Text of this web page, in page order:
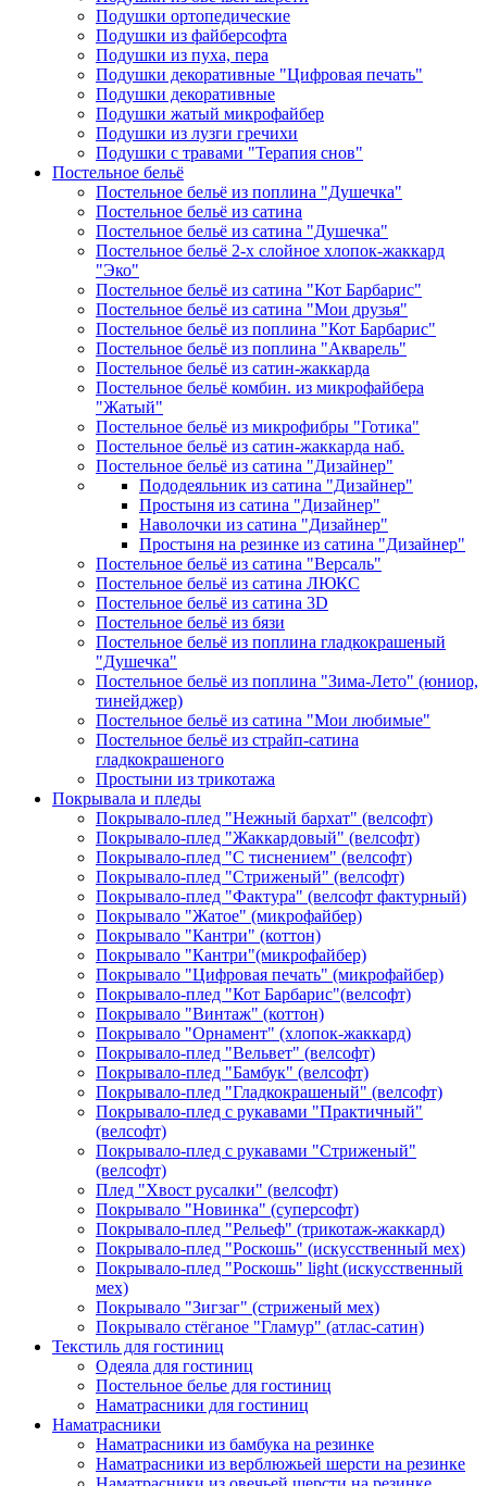
Подушки ортопедические
Подушки из файберсофта
Подушки из пуха, пера
Подушки декоративные "Цифровая печать"
Подушки декоративные
Подушки жатый микрофайбер
Подушки из лузги гречихи
Подушки с травами "Терапия снов"
Постельное бельё
Постельное бельё из поплина "Душечка"
Постельное бельё из сатина
Постельное бельё из сатина "Душечка"
Постельное бельё 2-х слойное хлопок-жаккард
"Эко"
Постельное бельё из сатина "Кот Барбарис"
Постельное бельё из сатина "Мои друзья"
Постельное бельё из поплина "Кот Барбарис"
Постельное бельё из поплина "Акварель"
Постельное бельё из сатин-жаккарда
Постельное бельё комбин. из микрофайбера
"Жатый"
Постельное бельё из микрофибры "Готика"
Постельное бельё из сатин-жаккарда наб.
Постельное бельё из сатина "Дизайнер"
Пододеяльник из сатина "Дизайнер"
Простыня из сатина "Дизайнер"
Наволочки из сатина "Дизайнер"
Простыня на резинке из сатина "Дизайнер"
Постельное бельё из сатина "Версаль"
Постельное бельё из сатина ЛЮКС
Постельное бельё из сатина 3D
Постельное бельё из бязи
Постельное бельё из поплина гладкокрашеный
"Душечка"
Постельное бельё из поплина "Зима-Лето" (юниор,
тинейджер)
Постельное бельё из сатина "Мои любимые"
Постельное бельё из страйп-сатина
гладкокрашеного
Простыни из трикотажа
Покрывала и пледы
Покрывало-плед "Нежный бархат" (велсофт)
Покрывало-плед "Жаккардовый" (велсофт)
Покрывало-плед "С тиснением" (велсофт)
Покрывало-плед "Стриженый" (велсофт)
Покрывало-плед "Фактура" (велсофт фактурный)
Покрывало "Жатое" (микрофайбер)
Покрывало "Кантри" (коттон)
Покрывало "Кантри"(микрофайбер)
Покрывало "Цифровая печать" (микрофайбер)
Покрывало-плед "Кот Барбарис"(велсофт)
Покрывало "Винтаж" (коттон)
Покрывало "Орнамент" (хлопок-жаккард)
Покрывало-плед "Вельвет" (велсофт)
Покрывало-плед "Бамбук" (велсофт)
Покрывало-плед "Гладкокрашеный" (велсофт)
Покрывало-плед с рукавами "Практичный"
(велсофт)
Покрывало-плед с рукавами "Стриженый"
(велсофт)
Плед "Хвост русалки" (велсофт)
Покрывало "Новинка" (суперсофт)
Покрывало-плед "Рельеф" (трикотаж-жаккард)
Покрывало-плед "Роскошь" (искусственный мех)
Покрывало-плед "Роскошь" light (искусственный
мех)
Покрывало "Зигзаг" (стриженый мех)
Покрывало стёганое "Гламур" (атлас-сатин)
Текстиль для гостиниц
Одеяла для гостиниц
Постельное белье для гостиниц
Наматрасники для гостиниц
Наматрасники
Наматрасники из бамбука на резинке
Наматрасники из верблюжьей шерсти на резинке